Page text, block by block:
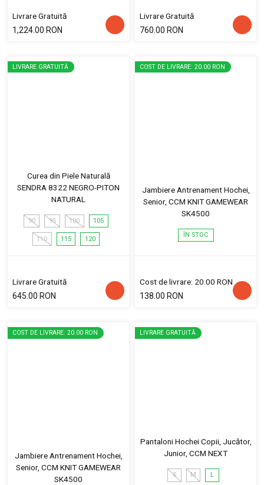
Livrare Gratuită
1,224.00 RON
Livrare Gratuită
760.00 RON
LIVRARE GRATUITĂ
Curea din Piele Naturală
SENDRA 8322 NEGRO-PITON
NATURAL
90 95 100 105
110 115 120
Livrare Gratuită
645.00 RON
COST DE LIVRARE: 20.00 RON
Jambiere Antrenament Hochei,
Senior, CCM KNIT GAMEWEAR
SK4500
ÎN STOC
Cost de livrare: 20.00 RON
138.00 RON
COST DE LIVRARE: 20.00 RON
Jambiere Antrenament Hochei,
Senior, CCM KNIT GAMEWEAR
SK4500
LIVRARE GRATUITĂ
Pantaloni Hochei Copii, Jucător,
Junior, CCM NEXT
S M L